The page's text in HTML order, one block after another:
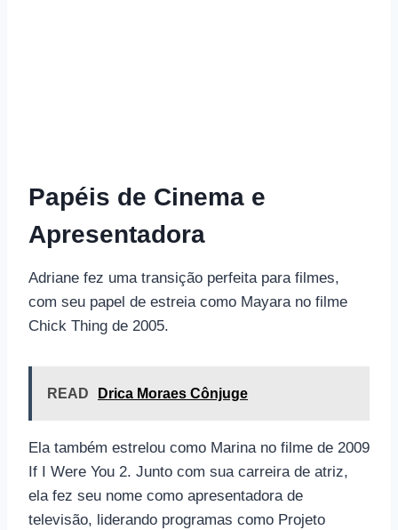
Papéis de Cinema e
Apresentadora
Adriane fez uma transição perfeita para filmes,
com seu papel de estreia como Mayara no filme
Chick Thing de 2005.
READ Drica Moraes Cônjuge
Ela também estrelou como Marina no filme de 2009
If I Were You 2. Junto com sua carreira de atriz,
ela fez seu nome como apresentadora de
televisão, liderando programas como Projeto